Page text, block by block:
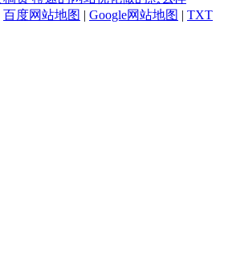
百度网站地图 | Google网站地图 | TXT